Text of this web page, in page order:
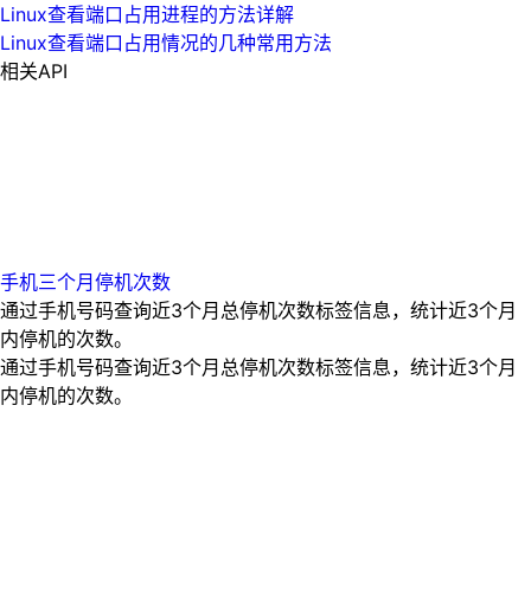
Linux查看端口占用进程的方法详解
Linux查看端口占用情况的几种常用方法
相关API
手机三个月停机次数
通过手机号码查询近3个月总停机次数标签信息，统计近3个月
内停机的次数。
通过手机号码查询近3个月总停机次数标签信息，统计近3个月
内停机的次数。